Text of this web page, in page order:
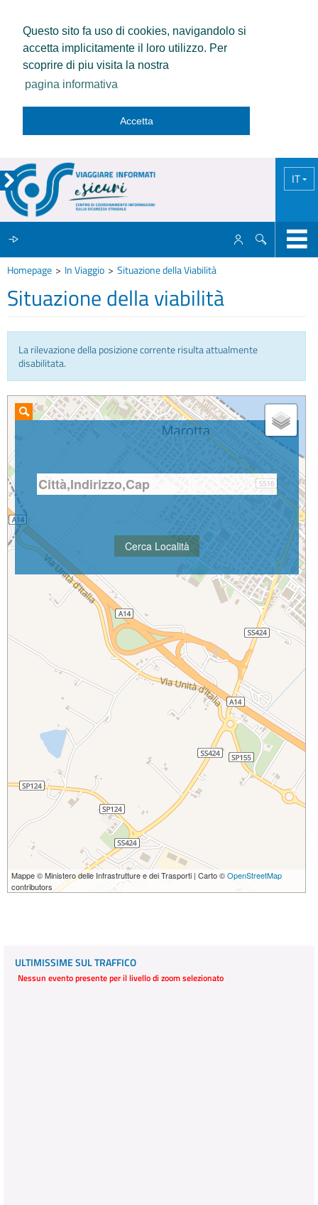
Questo sito fa uso di cookies, navigandolo si
accetta implicitamente il loro utilizzo. Per
scoprire di piu visita la nostra
pagina informativa
Accetta
IT
IL CCISS
INFO E MEDIA
IN VIAGGIO
Homepage In Viaggio Situazione della Viabilità
Situazione della viabilità
La rilevazione della posizione corrente risulta attualmente
disabilitata.
Mappe © Ministero delle Infrastrutture e dei Trasporti | Carto ©OpenStreetMap
contributors
ULTIMISSIME SUL TRAFFICO
Nessun evento presente per il livello di zoom selezionato